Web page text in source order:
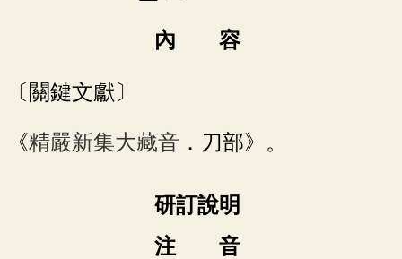
內 容
〔關鍵文獻〕
《精嚴新集大藏音 ．刀部》。
研訂說明
注 音